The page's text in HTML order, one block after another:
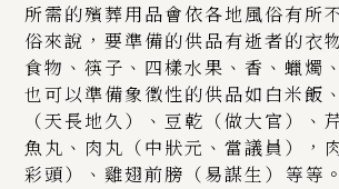
所需的殯葬用品會依各地風俗有所
俗來說，要準備的供品有逝者的衣
食物、筷子、四樣水果、香、蠟燭
也可以準備象徵性的供品如 白米飯
（天長地久）、豆乾（做大官）、
魚丸、肉丸（中狀元、當議員），
彩頭）、雞翅前膀（易謀生）等等。